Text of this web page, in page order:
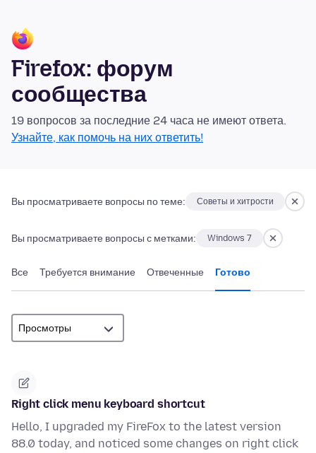
Firefox: форум
сообщества
19 вопросов за последние 24 часа не имеют ответа.
Узнайте, как помочь на них ответить!
Вы просматриваете вопросы по теме: Советы и хитрости
Вы просматриваете вопросы с метками: Windows 7
Все Требуется внимание Отвеченные Готово
Right click menu keyboard shortcut
Hello, I upgraded my FireFox to the latest version
88.0 today, and noticed some changes on right click